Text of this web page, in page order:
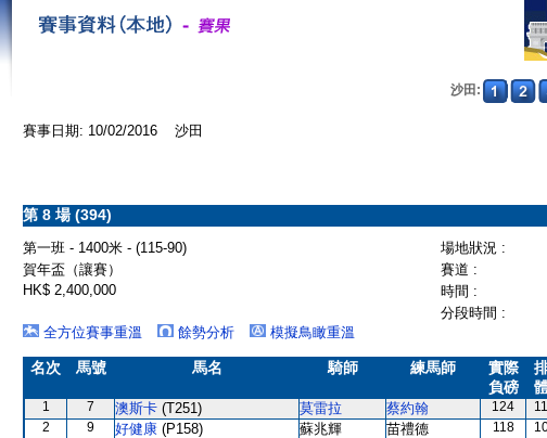
沙田:
賽事日期: 10/02/2016 沙田
第 8 場 (394)
第一班 - 1400米 - (115-90) 場地狀況 :
賀年盃（讓賽）
賽道 :
HK$ 2,400,000
時間 :
分段時間 :
全方位賽事重溫
餘勢分析 模擬鳥瞰重溫
名次 馬號 馬名 騎師 練馬師
實際
負磅
1 7 澳斯卡 (T251) 莫雷拉 蔡約翰 124
2
9 好健康 (P158) 蘇兆輝 苗禮德 118